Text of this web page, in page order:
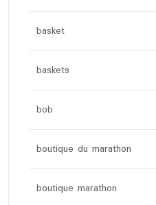
basket
baskets
bob
boutique du marathon
boutique marathon